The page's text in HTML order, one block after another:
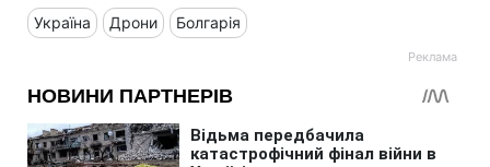
Україна Дрони Болгарія